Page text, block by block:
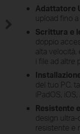
Adattatore
upload fino a
Scrittura e
doppio
alta
i file ad altre
del tuo PC,
iPadOS,
Resistente
design
resistente e